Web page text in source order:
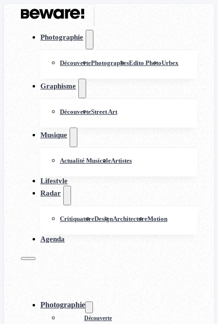
Photographie
DécouvertePhotographesEdito PhotoUrbex
Graphisme
DécouverteStreet Art
Musique
Actualité MusicaleArtistes
Lifestyle
Radar
CritiquatureDesignArchitectureMotion
Agenda
Photographie
Découverte